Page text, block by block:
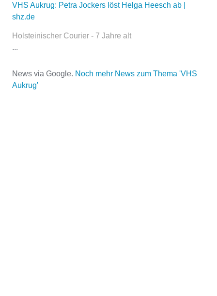
Name der Volkshochschule
VHS Aukrug: Petra Jockers löst Helga Heesch ab |
shz.de
Holsteinischer Courier - 7 Jahre alt
...
News via Google. Noch mehr News zum Thema 'VHS
Aukrug'